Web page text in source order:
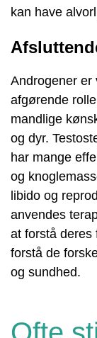
kan have
Androgener er
afgørende
mandlige
og dyr.
har mange
og
libido og
anvendes
at forstå deres
forstå de
og sundhed.